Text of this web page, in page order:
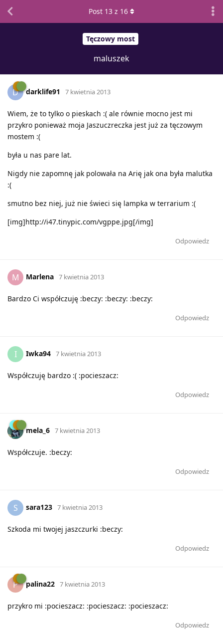
Tęczowy most
maluszek
Post 13 z 16
D darklife91 7 kwietnia 2013
Wiem, że to tylko o pieskach :( ale równie mocno jest mi
przykro ponieważ moja Jaszuczreczka jest już za tęczowym
mostem :(
była u nas pare lat.
Nigdy nie zapomnę jak polowała na Arię jak ona była malutka
:(
smutno bez niej, już nie świeci się lampka w terrarium :(
[img]http://i47.tinypic.com/vgppe.jpg[/img]
Odpowiedz
M Marlena 7 kwietnia 2013
Bardzo Ci współczuję :beczy: :beczy: :beczy:
Odpowiedz
I Iwka94 7 kwietnia 2013
Współczuję bardzo :( :pocieszacz:
Odpowiedz
mela_6 7 kwietnia 2013
Współczuje. :beczy:
Odpowiedz
S sara123 7 kwietnia 2013
Szkoda mi twojej jaszczurki :beczy:
Odpowiedz
P palina22 7 kwietnia 2013
przykro mi :pocieszacz: :pocieszacz: :pocieszacz:
Odpowiedz